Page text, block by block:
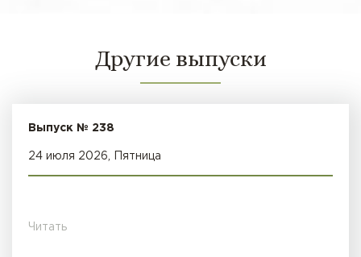
Другие выпуски
Выпуск № 238
24 июля 2026, Пятница
Читать